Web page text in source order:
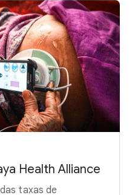
Health Alliance
taxas de